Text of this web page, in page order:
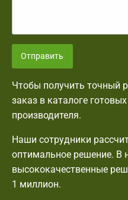
Отправить
Чтобы получить точный
заказ в каталоге
производителя.
Наши сотрудники
оптимальное решение. В
высококачественные
1 миллион.